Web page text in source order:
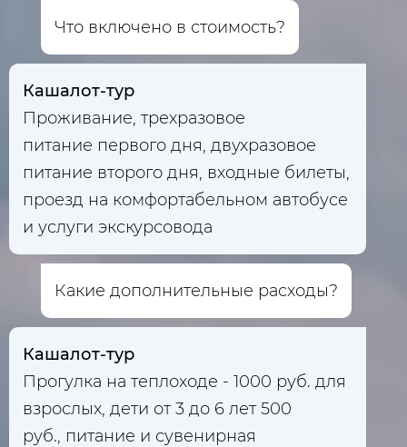
Что включено в стоимость?
Кашалот-тур
Проживание, трехразовое
питание первого дня, двухразовое
питание второго дня, входные билеты,
проезд на комфортабельном автобусе
и услуги экскурсовода
Какие дополнительные расходы?
Кашалот-тур
Прогулка на теплоходе - 1000 руб. для
взрослых, дети от 3 до 6 лет 500
руб., питание и сувенирная